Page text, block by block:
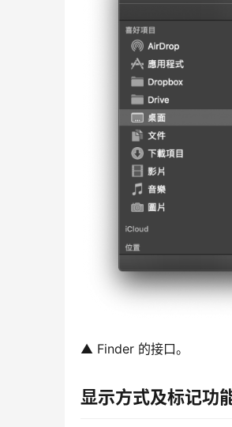
▲ Finder 的接口。
显示方式及标记功